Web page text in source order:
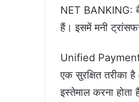
NET BANKING:
हैं। इसमें मनी
Unified
एक सुरक्षित
इस्तेमाल करना होता